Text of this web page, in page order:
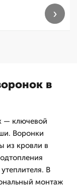
›
в
— ключевой
Воронки
из кровли в
В
монтаж